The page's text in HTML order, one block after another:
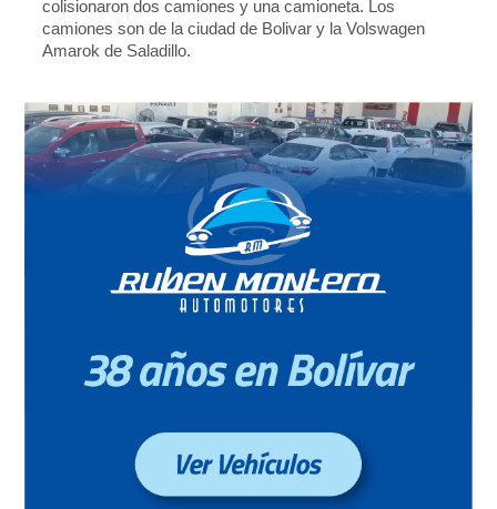
colisionaron dos camiones y una camioneta. Los
camiones son de la ciudad de Bolivar y la Volswagen
Amarok de Saladillo.